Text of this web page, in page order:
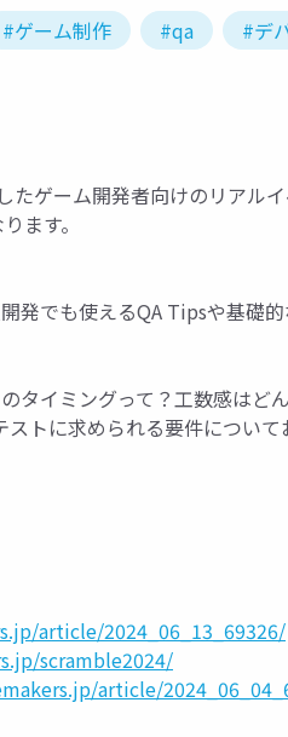
#ゲーム制作 #qa #デ
ゲーム開発者向けのリアル
ます。
でも使えるQA Tipsや基礎
タイミングって？工数感はど
トに求められる要件について
article/2024_06_13_69326/
scramble2024/
article/